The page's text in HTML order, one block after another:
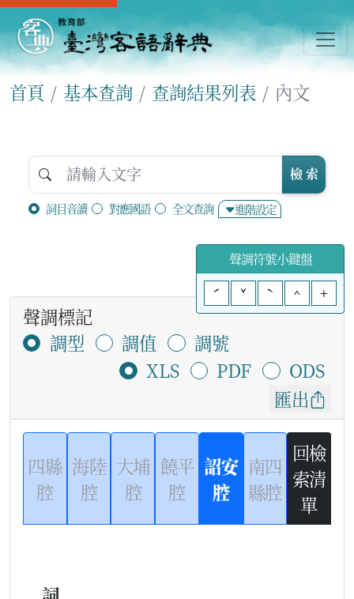
首頁 基本查詢 查詢結果列表 內文
詞目音讀 對應國語 全文查詢 進階設定
檢 索
聲調符號小鍵盤
ˊ
ˇ ˋ ^ +
聲調標記
調型
調值
調號
XLS
PDF
ODS
匯出
四縣
腔
海陸
腔
大埔
腔
饒平
腔
詔安
腔
南四
縣腔
回檢
索清
單